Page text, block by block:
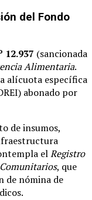
del Fondo
12.937 (sancionada
Alimentaria.
alícuota específica
abonado por
de insumos,
elRegistro
, que
de nómina de